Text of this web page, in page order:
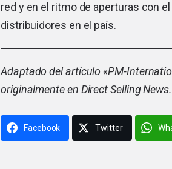
red y en el ritmo de aperturas con
distribuidores en el país.
Adaptado del artículo «PM-
originalmente en Direct Selling News.
Facebook Twitter